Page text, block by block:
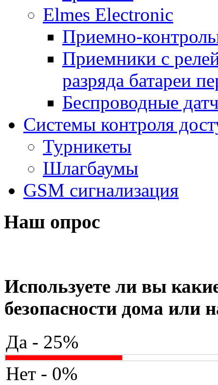
Elmes Electronic
Приемно-
Приемники с
разряда батареи
Беспроводные
Системы контроля
Турникеты
Шлагбаумы
GSM сигнализация
Наш опрос
Используете ли вы
безопасности дома или
Да - 25%
Нет - 0%